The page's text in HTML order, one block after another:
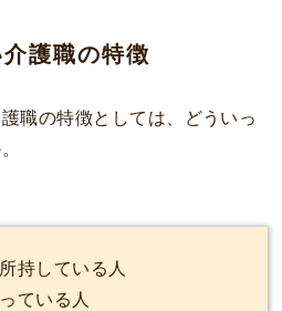
護職の特徴
職の特徴としては、どういっ
持している人
ている人